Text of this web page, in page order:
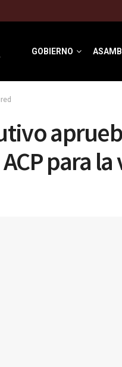
GOBIERNO
para